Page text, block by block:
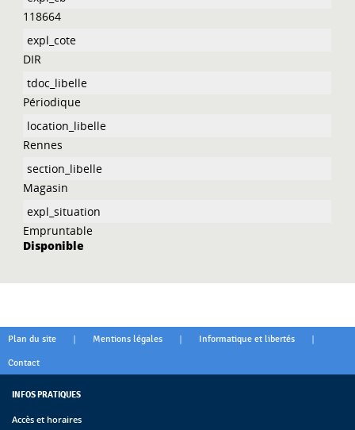
118664
DIR
Périodique
Rennes
Magasin
Empruntable
Disponible
Plan du site | Mentions légales | Informatique et libertés |
Contact
INFOS PRATIQUES
Accès et horaires